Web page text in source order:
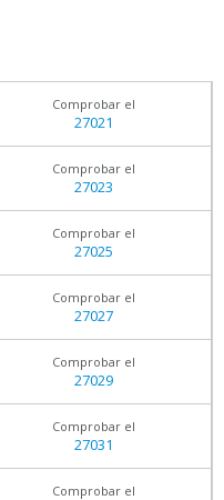
Comprobar el
27021
Comprobar el
27023
Comprobar el
27025
Comprobar el
27027
Comprobar el
27029
Comprobar el
27031
Comprobar el